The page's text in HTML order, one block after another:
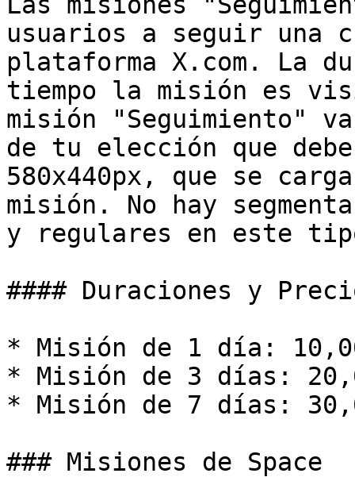
usuarios a seguir una
plataforma X.com. La
tiempo la misión es
misión "Seguimiento" va
de tu elección que
580x440px, que se
misión. No hay
y regulares en este
#### Duraciones y
* Misión de 1 día:
* Misión de 3 días:
* Misión de 7 días:
### Misiones de Space